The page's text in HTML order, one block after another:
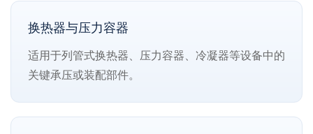
换热器与压力容器
适用于列管式换热器、压力容器、冷凝器等设备中的
关键承压或装配部件。